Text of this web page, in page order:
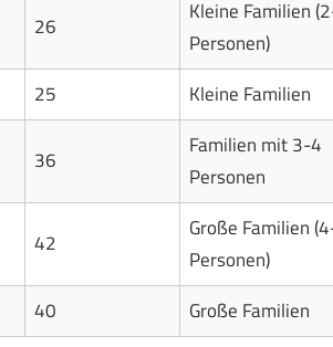
26
Kleine Familien
Personen)
25 Kleine Familien
36
Familien mit 3-4
Personen
42
Große Familien
Personen)
40 Große Familien